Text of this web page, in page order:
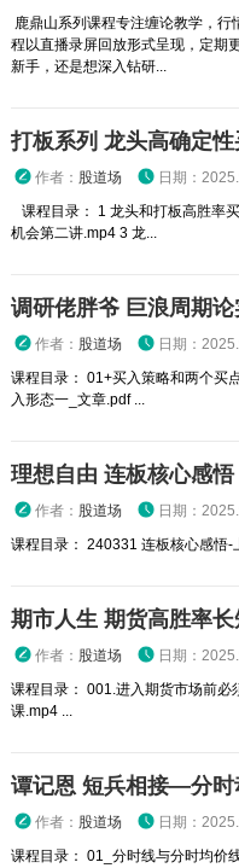
鹿鼎山系列课程专注缠论教学，
程以直播录屏回放形式呈现，定期
新手，还是想深入钻研...
打板系列 龙头高确定性
作者： 股道场 日期：
课程目录： 1 龙头和打板高胜率
机会第二讲.mp4 3 龙...
调研佬胖爷 巨浪周期
作者： 股道场 日期：
课程目录： 01+买入策略和两个买
入形态一_文章.pdf ...
理想自由 连板核心感
作者： 股道场 日期：
课程目录： 240331 连板核心感悟
期市人生 期货高胜率
作者： 股道场 日期：
课程目录： 001.进入期货市场前
课.mp4 ...
作者： 股道场 日期：
课程目录： 01_分时线与分时均价